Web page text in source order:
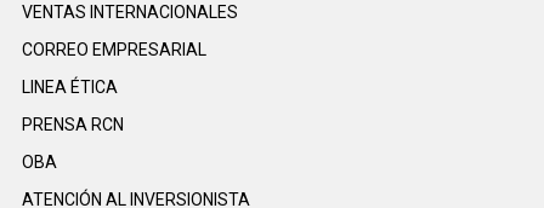
VENTAS INTERNACIONALES
CORREO EMPRESARIAL
LINEA ÉTICA
PRENSA RCN
OBA
ATENCIÓN AL INVERSIONISTA